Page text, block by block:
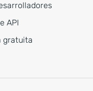
API
gratuita